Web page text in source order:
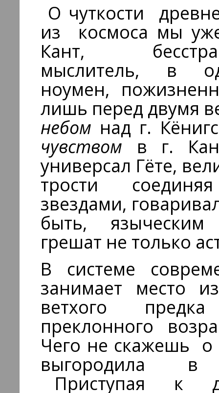
О чуткости
из космоса мы
Кант,
мыслитель, в
ноумен,
лишь перед двумя
небом над г.
чувством в г.
универсал Гёте,
трости
звездами,
быть, языческим
грешат не только
В системе
занимает место
ветхого
преклонного
Чего не скажешь
выгородила в
Приступая к